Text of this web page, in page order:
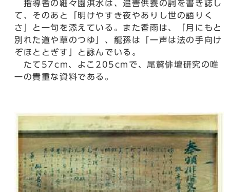
指導者の細々園淇水は、追善供養の詞を書き誌し
て、そのあと「明けやすき夜やありし世の語りく
さ」と一句を添えている。また香雨は、「月にもと
別れた道や草のつゆ」、龍孫は「一声は法の手向け
ぞほととぎす」と詠んでいる。
たて57cm、よこ205cmで、尾鷲俳壇研究の唯
一の貴重な資料である。